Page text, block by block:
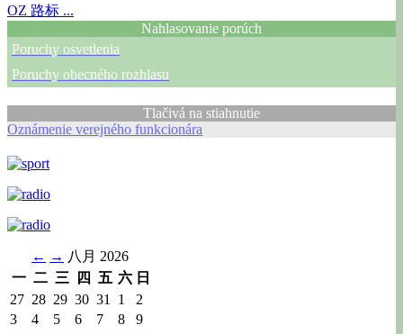
OZ 路标 ...
Nahlasovanie porúch
Poruchy osvetlenia
Poruchy obecného rozhlasu
Tlačivá na stiahnutie
Oznámenie verejného funkcionára
← → 八月 2026
一 二 三 四 五 六 日
27 28 29 30 31 1
2
3
4 5 6 7 8
9